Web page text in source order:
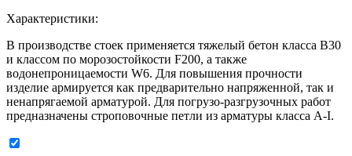
Характеристики:
В производстве стоек применяется тяжелый бетон класса В30
и классом по морозостойкости F200, а также
водонепроницаемости W6. Для повышения прочности
изделие армируется как предварительно напряженной, так и
ненапрягаемой арматурой. Для погрузо-разгрузочных работ
предназначены строповочные петли из арматуры класса А-I.